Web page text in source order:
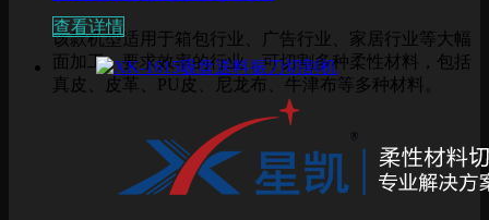
该款机型适用于箱包行业、广告行业、家居行业等大幅
面加工、要求效率的行业，可切割多种柔性材料，包括
真皮、皮革、PU皮、尼龙布、牛津布等多种材料。
查看详情